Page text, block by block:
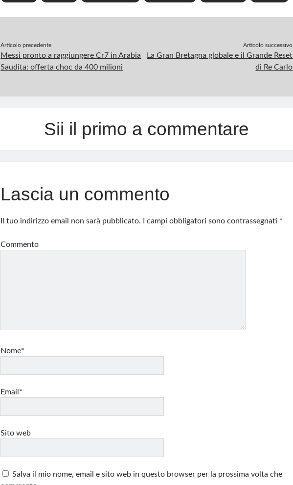
b
o
k
e
I
n
e
e
s
l
g
a
m
s
p
p
l
t
e
Articolo precedente
Messi pronto a raggiungere Cr7 in Arabia
Saudita: offerta choc da 400 milioni
Articolo successivo
La Gran Bretagna globale e il Grande Reset
di Re Carlo
Sii il primo a commentare
Lascia un commento
Il tuo indirizzo email non sarà pubblicato. I campi obbligatori sono contrassegnati *
Commento
Nome*
Email*
Sito web
Salva il mio nome, email e sito web in questo browser per la prossima volta che